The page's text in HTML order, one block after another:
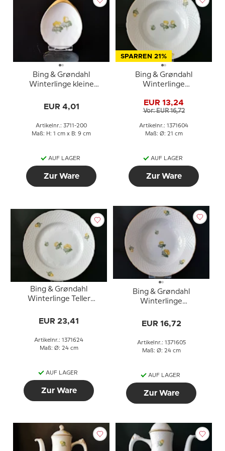
Bing & Grøndahl
Winterlinge kleine
EUR 4,01
Artikelnr.: 3711-200
Maß: H: 1 cm x B: 9 cm
AUF LAGER
Zur Ware
SPARREN 21%
Bing & Grøndahl
Winterlinge
23, 323 oder 604
EUR 13,24
Vor: EUR 16,72
Artikelnr.: 1371604
Maß: Ø: 21 cm
AUF LAGER
Zur Ware
Bing & Grøndahl
Winterlinge Teller
624
EUR 23,41
Artikelnr.: 1371624
Maß: Ø: 24 cm
AUF LAGER
Zur Ware
Bing & Grøndahl
Winterlinge
22, 322 oder 605
EUR 16,72
Artikelnr.: 1371605
Maß: Ø: 24 cm
AUF LAGER
Zur Ware